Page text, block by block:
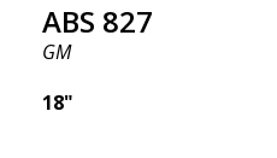
ABS 827
GM
18"